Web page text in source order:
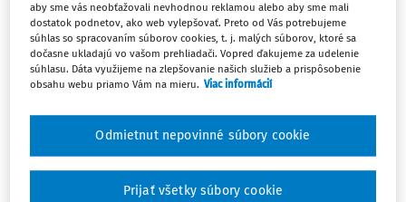
stanovenie termínov platných pre konsolidáciu;
spôsob aktualizácie štruktúry a zasielania formulárov
(formuláru pre odsúhlasovanie vzájomných vzťahov,
tvz. konsolidačného balíka, prevodového mostíka pre
obchodné spoločnosti) a metodických usmernení pre
dcérske účtovné jednotky;
určenie informačného ­systému pre zber dát a
realizovanie konsolidácie (ak sa takto ­materská
aby sme vás neobťažovali nevhodnou reklamou alebo aby sme mali
dostatok podnetov, ako web vylepšovať. Preto od Vás potrebujeme
súhlas so spracovaním súborov cookies, t. j. malých súborov, ktoré sa
dočasne ukladajú vo vašom prehliadači. Vopred ďakujeme za udelenie
súhlasu. Dáta využijeme na zlepšovanie našich služieb a prispôsobenie
obsahu webu priamo Vám na mieru. Viac informácií
Odmietnut nepovinné súbory cookie
Prijať všetky súbory cookie